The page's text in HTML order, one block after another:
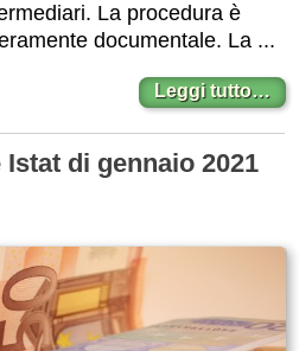
La procedura è
documentale. La ...
Leggi tutto…
di gennaio 2021